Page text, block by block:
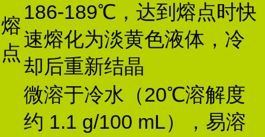
熔
点
186-189℃，达到熔点时快
速熔化为淡黄色液体，冷
却后重新结晶
微溶于冷水（20℃溶解度
约 1.1 g/100 mL），易溶